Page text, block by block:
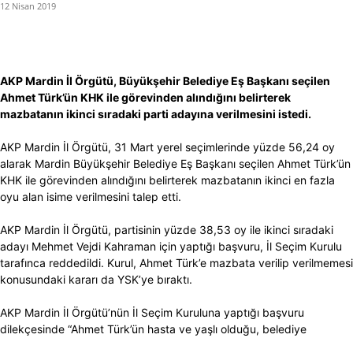
12 Nisan 2019
AKP Mardin İl Örgütü, Büyükşehir Belediye Eş Başkanı seçilen
Ahmet Türk’ün KHK ile görevinden alındığını belirterek
mazbatanın ikinci sıradaki parti adayına verilmesini istedi.
AKP Mardin İl Örgütü, 31 Mart yerel seçimlerinde yüzde 56,24 oy
alarak Mardin Büyükşehir Belediye Eş Başkanı seçilen Ahmet Türk’ün
KHK ile görevinden alındığını belirterek mazbatanın ikinci en fazla
oyu alan isime verilmesini talep etti.
AKP Mardin İl Örgütü, partisinin yüzde 38,53 oy ile ikinci sıradaki
adayı Mehmet Vejdi Kahraman için yaptığı başvuru, İl Seçim Kurulu
tarafınca reddedildi. Kurul, Ahmet Türk’e mazbata verilip verilmemesi
konusundaki kararı da YSK’ye bıraktı.
AKP Mardin İl Örgütü’nün İl Seçim Kuruluna yaptığı başvuru
dilekçesinde “Ahmet Türk’ün hasta ve yaşlı olduğu, belediye